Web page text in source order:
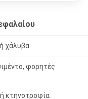
χάλυβα
φορητές
κτηνοτροφία